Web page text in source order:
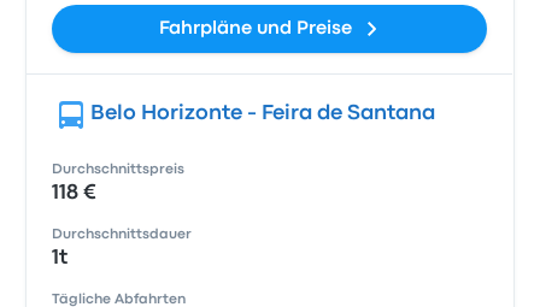
Fahrpläne und Preise
Belo Horizonte - Feira de Santana
Durchschnittspreis
118 €
Durchschnittsdauer
1t
Tägliche Abfahrten